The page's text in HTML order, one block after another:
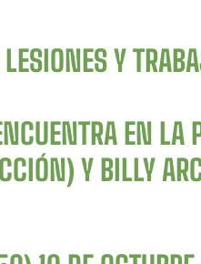
Y
EN LA
Y BILLY